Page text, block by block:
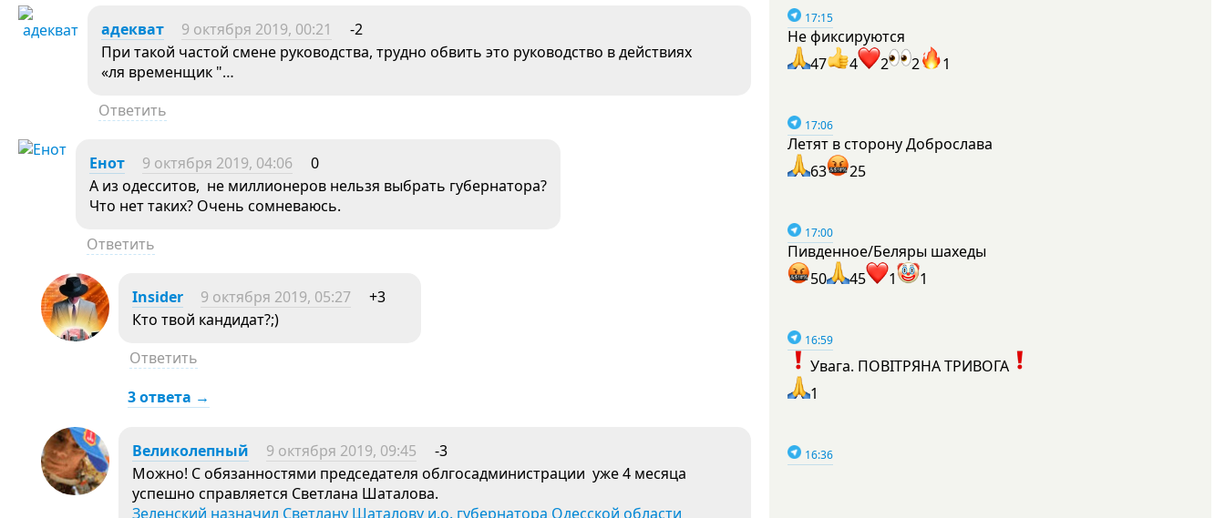
адекват 9 октября 2019, 00:21
-2
При такой частой смене руководства, трудно обвить это руководство в действиях
«ля временщик "…
Ответить
Енот 9 октября 2019, 04:06
0
А из одесситов, не миллионеров нельзя выбрать губернатора?
Что нет таких? Очень сомневаюсь.
Ответить
Insider 9 октября 2019, 05:27
+3
Кто твой кандидат?;)
Ответить
3 ответа →
Великолепный 9 октября 2019, 09:45
-3
Можно! С обязанностями председателя облгосадминистрации уже 4 месяца
успешно справляется Светлана Шаталова.
Зеленский назначил Светлану Шаталову и.о. губернатора Одесской области
17:15
Не фиксируются
47
4 2 2 1
17:06
Летят в сторону Доброслава
63
25
17:00
Пивденное/Беляры шахеды
50
45 1 1
16:59
Увага. ПОВІТРЯНА ТРИВОГА
1
16:36